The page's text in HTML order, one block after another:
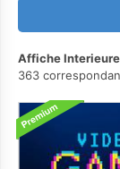
Affiche
363